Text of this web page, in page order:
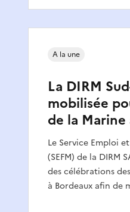
La DIRM
mobilisée
de la
Le Service Emploi
(SEFM) de la DIRM
des célébrations
à Bordeaux afin de
A la une